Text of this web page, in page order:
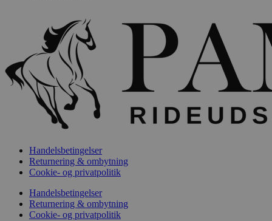
Handelsbetingelser
Returnering & ombytning
Cookie- og privatpolitik
Handelsbetingelser
Returnering & ombytning
Cookie- og privatpolitik